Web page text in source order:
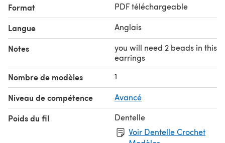
Format PDF téléchargeable
Langue Anglais
Notes
you will need 2 beads in this
earrings
Nombre de modèles 1
Niveau de compétence Avancé
Poids du fil
Dentelle
Voir Dentelle Crochet